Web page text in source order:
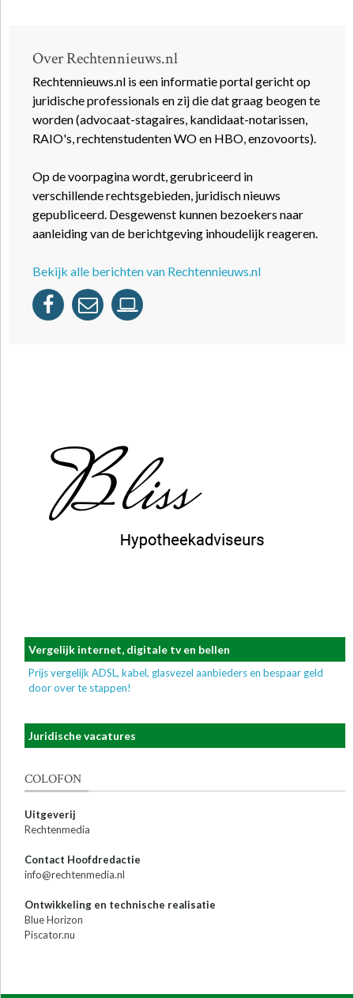
Over Rechtennieuws.nl
Rechtennieuws.nl is een informatie portal gericht op
juridische professionals en zij die dat graag beogen te
worden (advocaat-stagaires, kandidaat-notarissen,
RAIO's, rechtenstudenten WO en HBO, enzovoorts).
Op de voorpagina wordt, gerubriceerd in
verschillende rechtsgebieden, juridisch nieuws
gepubliceerd. Desgewenst kunnen bezoekers naar
aanleiding van de berichtgeving inhoudelijk reageren.
Bekijk alle berichten van Rechtennieuws.nl
Vergelijk internet, digitale tv en bellen
Prijs vergelijk ADSL, kabel, glasvezel aanbieders en bespaar geld
door over te stappen!
Juridische vacatures
COLOFON
Uitgeverij
Rechtenmedia
Contact Hoofdredactie
info@rechtenmedia.nl
Ontwikkeling en technische realisatie
Blue Horizon
Piscator.nu